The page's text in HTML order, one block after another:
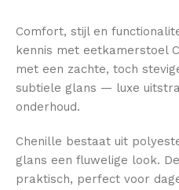
Comfort, stijl en
kennis met eetkamerstoel
met een zachte, toch
subtiele glans — luxe
onderhoud.
Chenille bestaat uit
glans een fluwelige look.
praktisch, perfect voor